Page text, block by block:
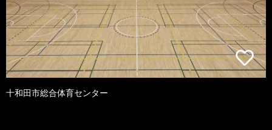
十和田市総合体育センター